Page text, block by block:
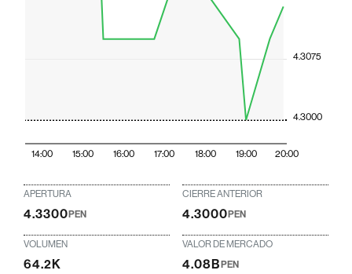
14:00 15:00 16:00 17:00 18:00 19:00 20:00
4.3000
4.3075
APERTURA
4.3300PEN
CIERRE ANTERIOR
4.3000PEN
VOLUMEN
64.2K
VALOR DE MERCADO
4.08BPEN